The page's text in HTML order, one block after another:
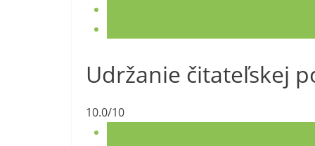
Udržanie čitateľskej
10.0/10